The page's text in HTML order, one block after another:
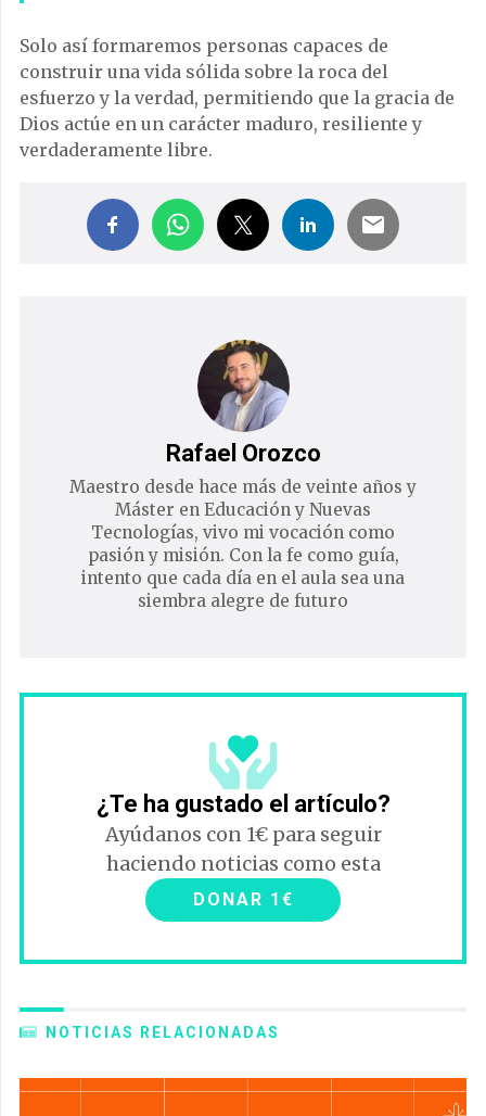
Solo así formaremos personas capaces de
construir una vida sólida sobre la roca del
esfuerzo y la verdad, permitiendo que la gracia de
Dios actúe en un carácter maduro, resiliente y
verdaderamente libre.
Rafael Orozco
Maestro desde hace más de veinte años y
Máster en Educación y Nuevas
Tecnologías, vivo mi vocación como
pasión y misión. Con la fe como guía,
intento que cada día en el aula sea una
siembra alegre de futuro
¿Te ha gustado el artículo?
Ayúdanos con 1€ para seguir
haciendo noticias como esta
DONAR 1€
NOTICIAS RELACIONADAS